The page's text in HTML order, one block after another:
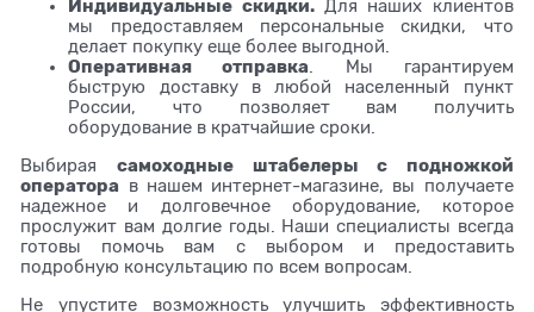
Индивидуальные скидки.Для наших клиентов
мы предоставляем персональные скидки, что
делает покупку еще более выгодной.
Оперативная отправка . Мы гарантируем
быструю доставку в любой населенный пункт
России, что позволяет вам получить
оборудование в кратчайшие сроки.
Выбирая самоходные штабелеры с подножкой
оператора в нашем интернет-магазине, вы получаете
надежное и долговечное оборудование, которое
прослужит вам долгие годы. Наши специалисты всегда
готовы помочь вам с выбором и предоставить
подробную консультацию по всем вопросам.
Не упустите возможность улучшить эффективность